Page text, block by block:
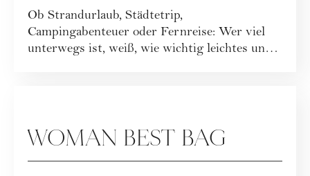
Ob Strandurlaub, Städtetrip,
Campingabenteuer oder Fernreise: Wer viel
unterwegs ist, weiß, wie wichtig leichtes und
WOMAN BEST BAG